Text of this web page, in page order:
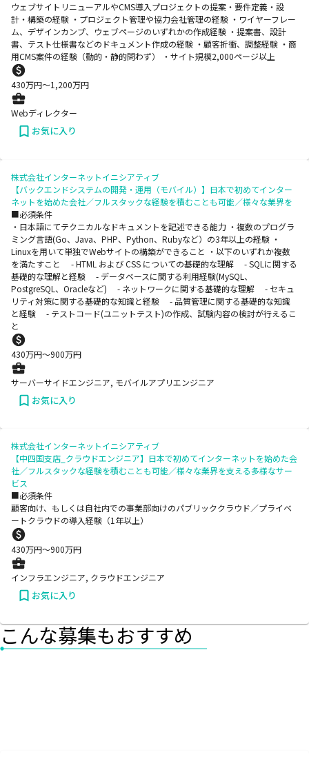
ウェブサイトリニューアルやCMS導入プロジェクトの提案・要件定義・設
計・構築の経験 ・プロジェクト管理や協力会社管理の経験 ・ワイヤーフレー
ム、デザインカンプ、ウェブページのいずれかの作成経験 ・提案書、設計
書、テスト仕様書などのドキュメント作成の経験 ・顧客折衝、調整経験 ・商
用CMS案件の経験（動的・静的問わず） ・サイト規模2,000ページ以上
430万円〜1,200万円
Webディレクター
お気に入り
株式会社インターネットイニシアティブ
【バックエンドシステムの開発・運用（モバイル）】日本で初めてインター
ネットを始めた会社／フルスタックな経験を積むことも可能／様々な業界を
■必須条件
・日本語にてテクニカルなドキュメントを記述できる能力 ・複数のプログラ
ミング言語(Go、Java、PHP、Python、Rubyなど）の3年以上の経験 ・
Linuxを用いて単独でWebサイトの構築ができること ・以下のいずれか複数
を満たすこと - HTML および CSS についての基礎的な理解 - SQLに関する
基礎的な理解と経験 - データベースに関する利用経験(MySQL、
PostgreSQL、Oracleなど) - ネットワークに関する基礎的な理解 - セキュ
リティ対策に関する基礎的な知識と経験 - 品質管理に関する基礎的な知識
と経験 - テストコード(ユニットテスト)の作成、試験内容の検討が行えるこ
と
430万円〜900万円
サーバーサイドエンジニア, モバイルアプリエンジニア
お気に入り
株式会社インターネットイニシアティブ
【中四国支店_クラウドエンジニア】日本で初めてインターネットを始めた会
社／フルスタックな経験を積むことも可能／様々な業界を支える多様なサー
ビス
■必須条件
顧客向け、もしくは自社内での事業部向けのパブリッククラウド／プライベ
ートクラウドの導入経験（1年以上）
430万円〜900万円
インフラエンジニア, クラウドエンジニア
お気に入り
こんな募集もおすすめ